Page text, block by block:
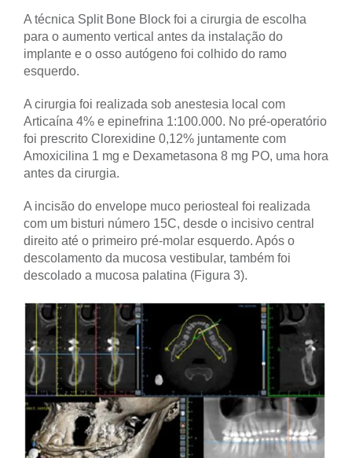
A técnica Split Bone Block foi a cirurgia de escolha
para o aumento vertical antes da instalação do
implante e o osso autógeno foi colhido do ramo
esquerdo.
A cirurgia foi realizada sob anestesia local com
Articaína 4% e epinefrina 1:100.000. No pré-operatório
foi prescrito Clorexidine 0,12% juntamente com
Amoxicilina 1 mg e Dexametasona 8 mg PO, uma hora
antes da cirurgia.
A incisão do envelope muco periosteal foi realizada
com um bisturi número 15C, desde o incisivo central
direito até o primeiro pré-molar esquerdo. Após o
descolamento da mucosa vestibular, também foi
descolado a mucosa palatina (Figura 3).